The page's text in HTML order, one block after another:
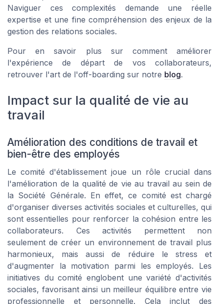
Naviguer ces complexités demande une réelle
expertise et une fine compréhension des enjeux de la
gestion des relations sociales.
Pour en savoir plus sur comment améliorer
l'expérience de départ de vos collaborateurs,
retrouver l'art de l'off-boarding sur notre blog.
Impact sur la qualité de vie au
travail
Amélioration des conditions de travail et
bien-être des employés
Le comité d'établissement joue un rôle crucial dans
l'amélioration de la qualité de vie au travail au sein de
la Société Générale. En effet, ce comité est chargé
d'organiser diverses activités sociales et culturelles, qui
sont essentielles pour renforcer la cohésion entre les
collaborateurs. Ces activités permettent non
seulement de créer un environnement de travail plus
harmonieux, mais aussi de réduire le stress et
d'augmenter la motivation parmi les employés. Les
initiatives du comité englobent une variété d'activités
sociales, favorisant ainsi un meilleur équilibre entre vie
professionnelle et personnelle. Cela inclut des